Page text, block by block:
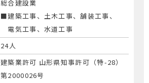
総合建設業
■建築工事、土木工事、舗装工事、
電気工事、水道工事
24人
建築業許可 山形県知事許可（特-28）
第2000026号